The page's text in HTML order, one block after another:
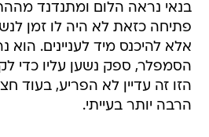
בנאי נראה הלום ומתנדנד
פתיחה כזאת לא היה לו זמן
אלא להיכנס מיד לעניינים.
הסמפלר, ספק נשען עליו כדי
הזו זה עדיין לא הפריע, בעוד
הרבה יותר בעייתי.